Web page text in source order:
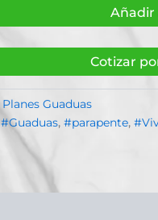
Añadir
Cotizar
Planes Guaduas
#Guaduas, #parapente,